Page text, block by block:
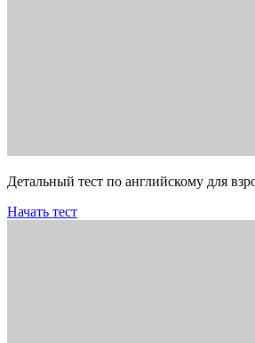
Детальный тест по английскому для
Начать тест